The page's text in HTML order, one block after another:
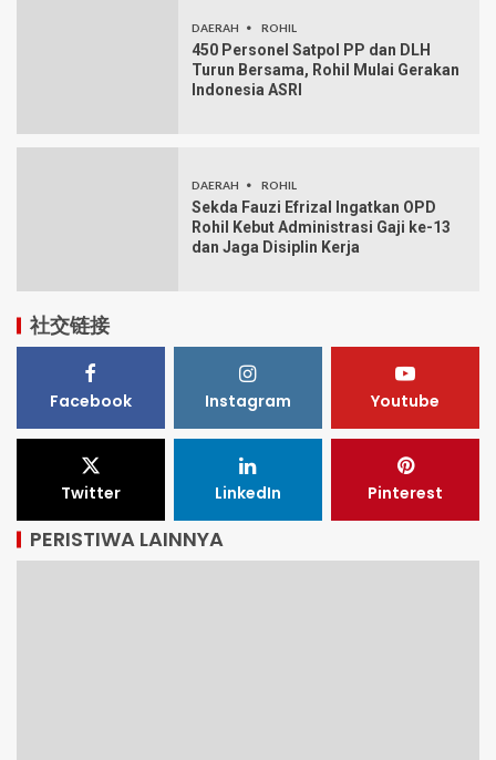
DAERAH ROHIL
450 Personel Satpol PP dan DLH
Turun Bersama, Rohil Mulai Gerakan
Indonesia ASRI
DAERAH ROHIL
Sekda Fauzi Efrizal Ingatkan OPD
Rohil Kebut Administrasi Gaji ke-13
dan Jaga Disiplin Kerja
社交链接
Facebook Instagram Youtube
Twitter LinkedIn Pinterest
PERISTIWA LAINNYA